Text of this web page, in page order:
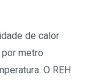
de calor
metro
O REH